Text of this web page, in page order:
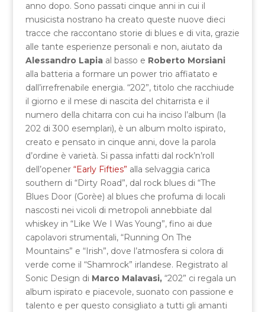
anno dopo. Sono passati cinque anni in cui il
musicista nostrano ha creato queste nuove dieci
tracce che raccontano storie di blues e di vita, grazie
alle tante esperienze personali e non, aiutato da
Alessandro Lapiaal basso e Roberto Morsiani
alla batteria a formare un power trio affiatato e
dall’irrefrenabile energia. “202”, titolo che racchiude
il giorno e il mese di nascita del chitarrista e il
numero della chitarra con cui ha inciso l’album (la
202 di 300 esemplari), è un album molto ispirato,
creato e pensato in cinque anni, dove la parola
d’ordine è varietà. Si passa infatti dal rock’n’roll
dell’opener “Early Fifties” alla selvaggia carica
southern di “Dirty Road”, dal rock blues di “The
Blues Door (Gorèe) al blues che profuma di locali
nascosti nei vicoli di metropoli annebbiate dal
whiskey in “Like We I Was Young”, fino ai due
capolavori strumentali, “Running On The
Mountains” e “Irish”, dove l’atmosfera si colora di
verde come il “Shamrock” irlandese. Registrato al
Sonic Design di Marco Malavasi, “202” ci regala un
album ispirato e piacevole, suonato con passione e
talento e per questo consigliato a tutti gli amanti